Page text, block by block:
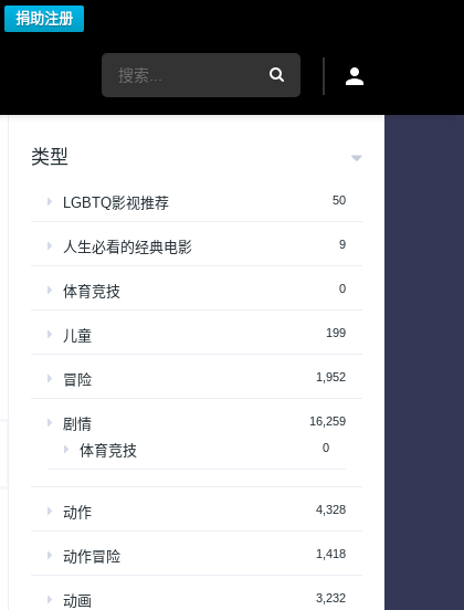
捐助注册
类型
LGBTQ影视推荐 50
人生必看的经典电影 9
体育竞技 0
儿童 199
冒险 1,952
剧情 16,259
体育竞技 0
动作 4,328
动作冒险 1,418
动画 3,232